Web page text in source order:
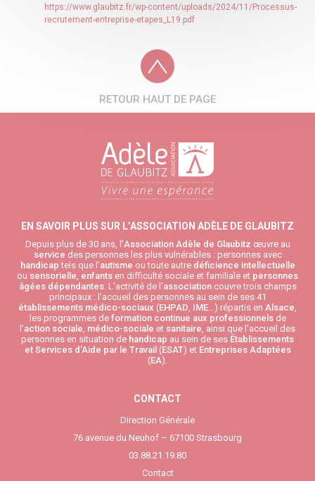
https://www.glaubitz.fr/wp-content/uploads/2024/11/Processus-
recrutement-entreprise-etapes_L19.pdf
RETOUR HAUT DE PAGE
EN SAVOIR PLUS SUR L’ASSOCIATION ADÈLE DE GLAUBITZ
Depuis plus de 30 ans, l’Association Adèle de Glaubitz œuvre au
service des personnes les plus vulnérables : personnes avec
handicap tels que l’autisme ou toute autredéficience intellectuelle
ou sensorielle enfants en difficulté sociale et familiale et personnes
âgées dépendantes. L’activité de l’associationcouvre trois champs
principaux : l’accueil des personnes au sein de ses 41
établissements médico-sociaux (EHPAD IME …) répartis en Alsace
les programmes de formation continue aux professionnelsde
l’action sociale médico-sociale et sanitaire , ainsi que l’accueil des
personnes en situation de handicap au sein de ses Établissements
et Services d’Aide par le Travail (ESAT) et Entreprises Adaptées
(EA).
CONTACT
Direction Générale
76 avenue du Neuhof – 67100 Strasbourg
03.88.21.19.80
Contact